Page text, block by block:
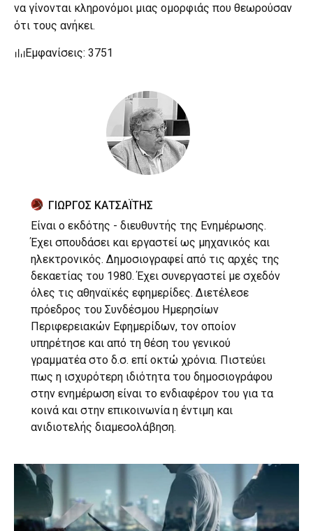
να γίνονται κληρονόμοι μιας ομορφιάς που θεωρούσαν
ότι τους ανήκει.
Εμφανίσεις: 3751
ΓΙΩΡΓΟΣ ΚΑΤΣΑΪΤΗΣ
Είναι ο εκδότης - διευθυντής της Ενημέρωσης.
Έχει σπουδάσει και εργαστεί ως μηχανικός και
ηλεκτρονικός. Δημοσιογραφεί από τις αρχές της
δεκαετίας του 1980. Έχει συνεργαστεί με σχεδόν
όλες τις αθηναϊκές εφημερίδες. Διετέλεσε
πρόεδρος του Συνδέσμου Ημερησίων
Περιφερειακών Εφημερίδων, τον οποίον
υπηρέτησε και από τη θέση του γενικού
γραμματέα στο δ.σ. επί οκτώ χρόνια. Πιστεύει
πως η ισχυρότερη ιδιότητα του δημοσιογράφου
στην ενημέρωση είναι το ενδιαφέρον του για τα
κοινά και στην επικοινωνία η έντιμη και
ανιδιοτελής διαμεσολάβηση.